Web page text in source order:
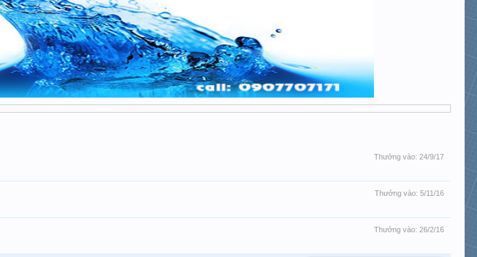
Thưởng vào: 24/9/17
Thưởng vào: 5/11/16
Thưởng vào: 26/2/16